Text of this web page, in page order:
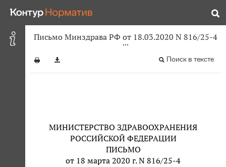
Письмо Минздрава РФ от 18.03.2020 N 816/25-4
Поиск в тексте
МИНИСТЕРСТВО ЗДРАВООХРАНЕНИЯ
РОССИЙСКОЙ ФЕДЕРАЦИИ
ПИСЬМО
от 18 марта 2020 г. N 816/25-4